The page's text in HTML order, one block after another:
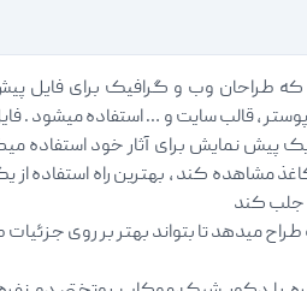
پیش نمایش برای آثار خود استفاده
کند ، بهترین راه استفاده از
جلب کند